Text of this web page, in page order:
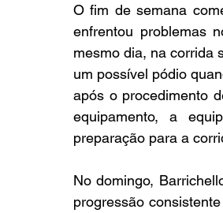
O fim de semana
enfrentou problemas
mesmo dia, na corrida
um possível pódio
após o procedimento
equipamento, a
preparação para a
No domingo,
progressão